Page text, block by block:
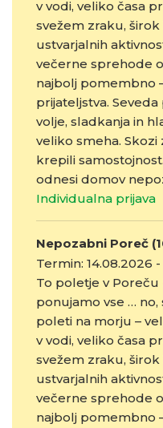
v vodi, veliko časa
svežem zraku,
ustvarjalnih
večerne sprehode
najbolj pomembno
prijateljstva.
volje, sladkanja in
veliko smeha.
krepili
odnesi domov
Individualna prijava
Nepozabni Poreč
Termin: 14.08.2026
To poletje v Poreču
ponujamo vse … no,
poleti na morju –
v vodi, veliko časa
svežem zraku,
ustvarjalnih
večerne sprehode
najbolj pomembno